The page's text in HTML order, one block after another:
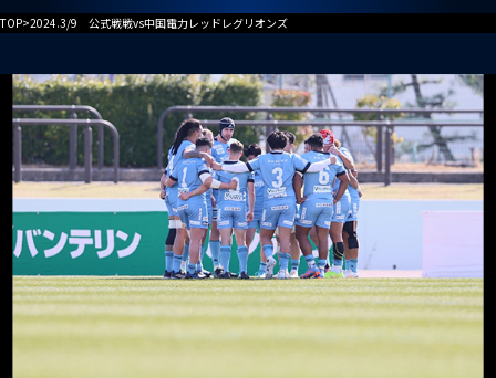
TOP>2024.3/9 公式戦戦vs中国電力レッドレグリオンズ
お知らせ
試合情報
普及活動
D1/D2入替戦
ホストゲーム最終
第6戦ホストゲーム
青鮫祭り2026
第4戦ホストゲーム
チームについて
チーム情報
チームの歴史
ホストのご案内
ACADEMY
ファンクラブ
チケット
パートナー